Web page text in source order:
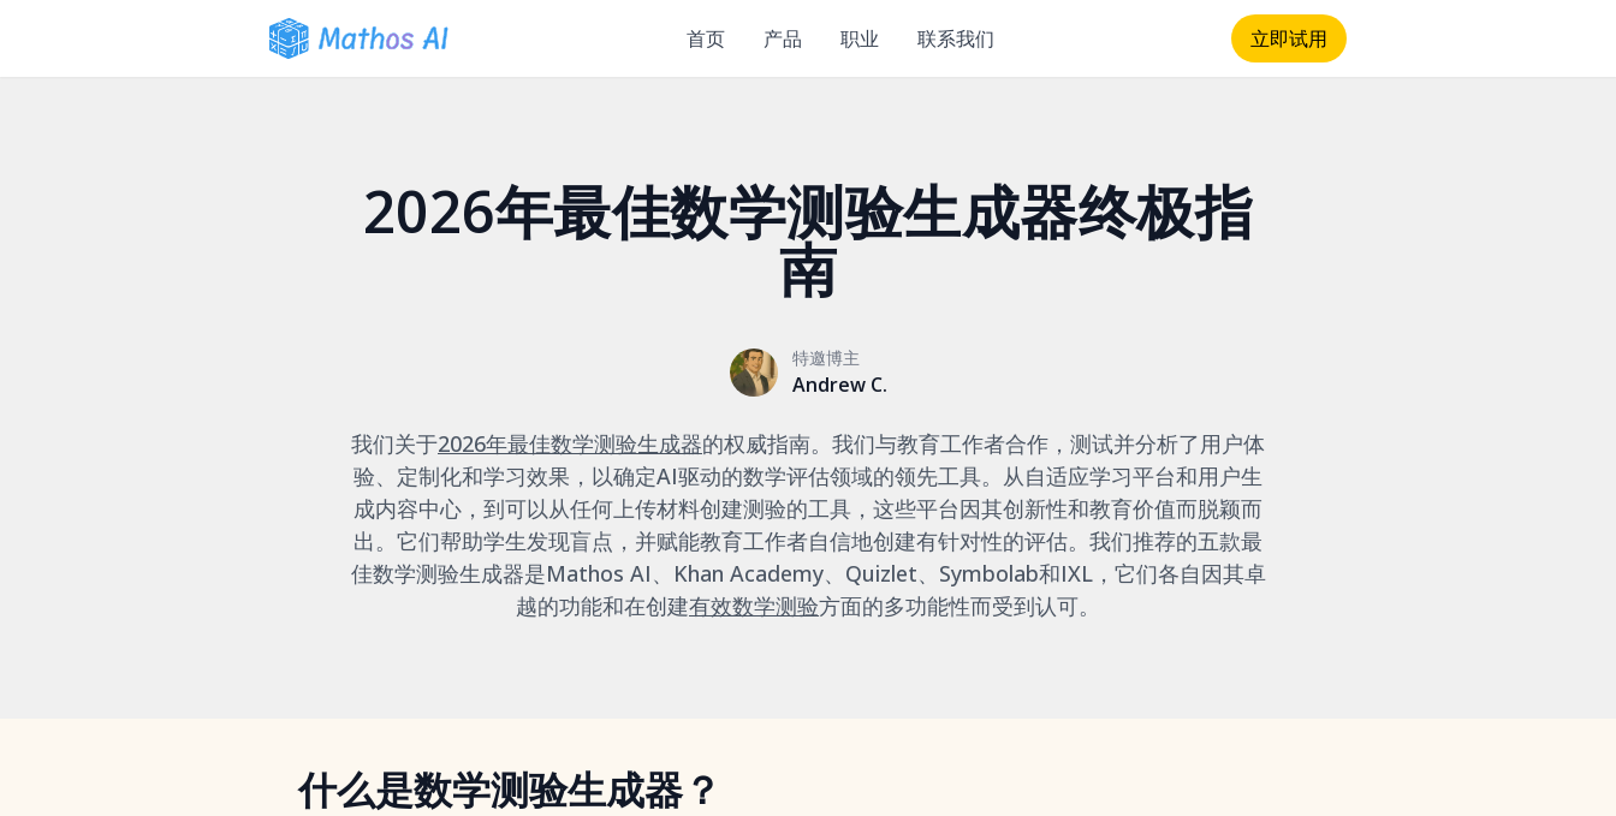
首页 产品 职业 联系我们 立即试用
2026年最佳数学测验生成器终极指
南
特邀博主
Andrew C.
我们关于2026年最佳数学测验生成器的权威指南。我们与教育工作者合作，测试并分析了用户体
验、定制化和学习效果，以确定AI驱动的数学评估领域的领先工具。从自适应学习平台和用户生
成内容中心，到可以从任何上传材料创建测验的工具，这些平台因其创新性和教育价值而脱颖而
出。它们帮助学生发现盲点，并赋能教育工作者自信地创建有针对性的评估。我们推荐的五款最
佳数学测验生成器是Mathos AI、Khan Academy、Quizlet、Symbolab和IXL，它们各自因其卓
越的功能和在创建有效数学测验方面的多功能性而受到认可。
什么是数学测验生成器？